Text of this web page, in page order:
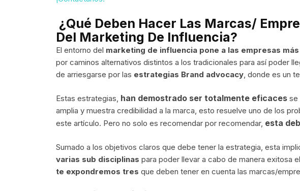
¿Qué Deben Hacer Las Marcas/
Del Marketing De Influencia?
El entorno del marketing de influencia pone a las empresas
por caminos alternativos distintos a los tradicionales para así poder
de arriesgarse por las estrategias Brand advocacy , donde es un
Estas estrategias, han demostrado ser totalmente eficaces se
amplia y muestra credibilidad a la marca, esto resuelve uno de los
este artículo. Pero no solo es recomendar por recomendar, esta
Sumado a los objetivos claros que debe tener la estrategia, esta
varias sub disciplinas para poder llevar a cabo de manera exitosa
te expondremos tres que deben tener en cuenta las marcas/